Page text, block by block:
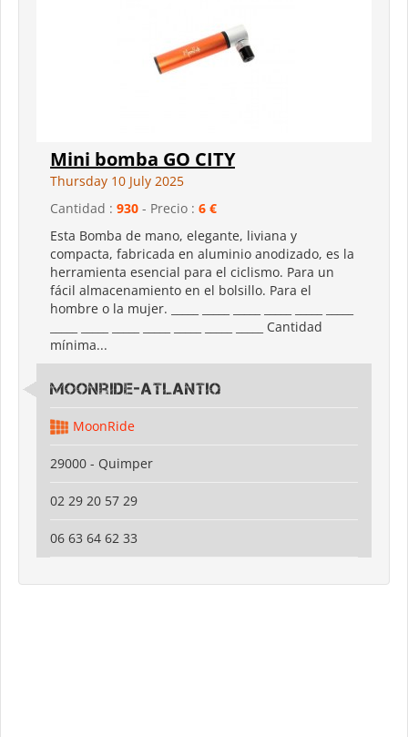
Mini bomba GO CITY
Thursday 10 July 2025
Cantidad : 930 - Precio : 6 €
Esta Bomba de mano, elegante, liviana y
compacta, fabricada en aluminio anodizado, es la
herramienta esencial para el ciclismo. Para un
fácil almacenamiento en el bolsillo. Para el
hombre o la mujer. _____ _____ _____ _____ _____ _____
_____ _____ _____ _____ _____ _____ _____ Cantidad
mínima...
Moonride-Atlantiq
MoonRide
29000 - Quimper
02 29 20 57 29
06 63 64 62 33